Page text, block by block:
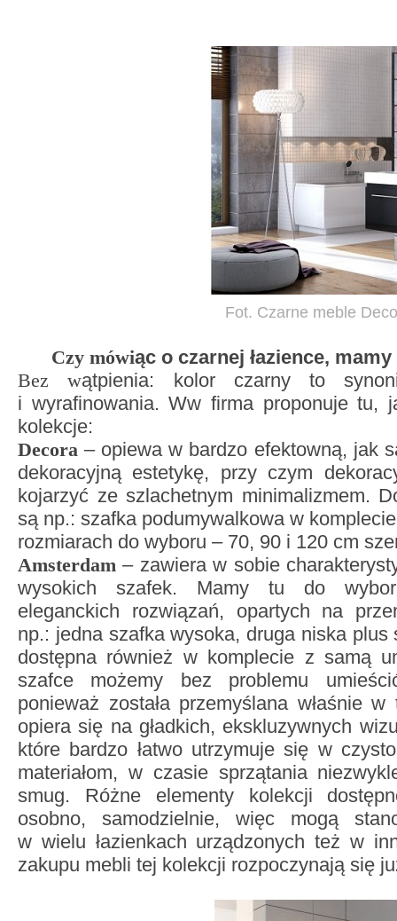
Fot. Czarne meble
Czy mówiąc o czarnej łazience,
Bez wątpienia: kolor czarny to
i wyrafinowania. Ww firma proponuje tu,
kolekcje:
Decora– opiewa w bardzo efektowną, jak
dekoracyjną estetykę, przy czym
kojarzyć ze szlachetnym minimalizmem.
są np.: szafka podumywalkowa w
rozmiarach do wyboru – 70, 90 i 120 cm
Amsterdam– zawiera w sobie
wysokich szafek. Mamy tu do
eleganckich rozwiązań, opartych na
np.: jedna szafka wysoka, druga niska plus
dostępna również w komplecie z samą
szafce możemy bez problemu
ponieważ została przemyślana właśnie
opiera się na gładkich, ekskluzywnych
które bardzo łatwo utrzymuje się w
materiałom, w czasie sprzątania
smug. Różne elementy kolekcji
osobno, samodzielnie, więc mogą
w wielu łazienkach urządzonych też w
zakupu mebli tej kolekcji rozpoczynają się